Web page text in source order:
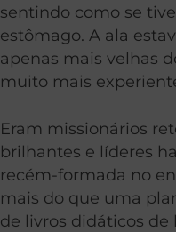
sentindo como se
estômago. A ala
apenas mais velhas
muito mais
Eram missionários
brilhantes e líderes
recém-formada no
mais do que uma
de livros didáticos